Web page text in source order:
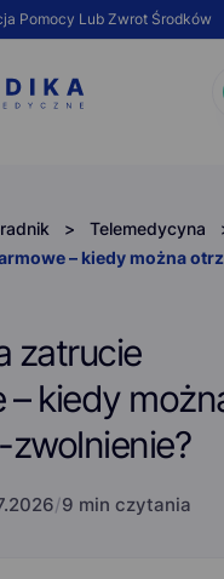
Pomocy Lub Zwrot Środków
> Telemedycyna
– kiedy można
zatrucie
– kiedy
/9 min czytania